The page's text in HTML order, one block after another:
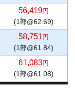
56,419円
(1部@62.69)
58,751 円
(1部@61.84)
61,083円
(1部@61.08)